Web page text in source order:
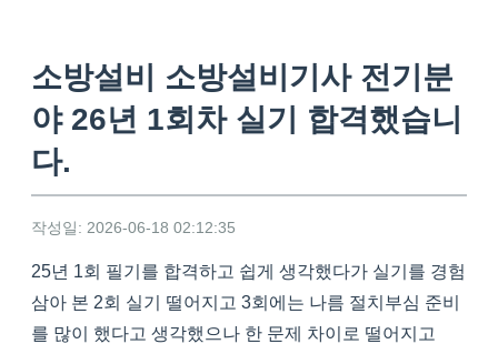
소방설비 소방설비기사 전기분
야 26년 1회차 실기 합격했습니
다.
작성일: 2026-06-18 02:12:35
25년 1회 필기를 합격하고 쉽게 생각했다가 실기를 경험
삼아 본 2회 실기 떨어지고 3회에는 나름 절치부심 준비
를 많이 했다고 생각했으나 한 문제 차이로 떨어지고